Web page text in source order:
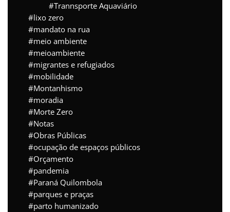
Trannsporte Aquaviário
lixo zero
mandato na rua
meio ambiente
meioambiente
migrantes e refugiados
mobilidade
Montanhismo
moradia
Morte Zero
Notas
Obras Públicas
ocupação de espaços públicos
Orçamento
pandemia
Paraná Quilombola
parques e praças
parto humanizado